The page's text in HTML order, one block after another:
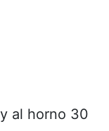
al horno 30